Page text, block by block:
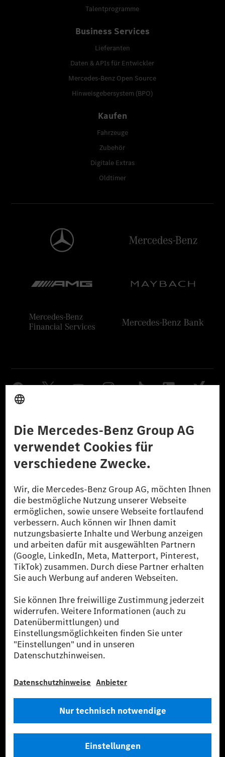
Talentprogramme
Business Services
Lieferanten
Daten & APIs für Entwickler
Mercedes-Benz Open Source
Hinweisgebersystem (BPO)
Kaufen
Fahrzeuge
Zubehör
Digitale Extras
Oldtimer
Datenschutz Lizenzhinweise Dritter Barrierefreiheit
© 2026 Mercedes-Benz Group AG. Alle Rechte vorbehalten.
[1] Bilanziell CO₂-neutral bedeutet, dass nicht vermiedene oder nicht
reduzierte CO₂-Emissionen bei der Mercedes-Benz Group durch
zertifizierte Ausgleichsprojekte kompensiert werden.
[2] Renewable Charging ist ein integraler Bestandteil von MB.CHARGE
Public in Europa, den USA, Kanada und China. Sofern an der jeweiligen
Ladestation noch kein Strom aus erneuerbaren Energien vorliegt,
verwendet Renewable Charging Grünstromzertifikate*. Diese stellen
sicher, dass für Ladevorgänge über MB.CHARGE Public eine äquivalente
Strommenge aus erneuerbaren Energien ins Stromnetz eingespeist wird.
* Inkl. EKOenergy Ökolabel
* Die angegebenen Werte wurden nach dem vorgeschriebenen
Messverfahren WLTP (Worldwide harmonised Light vehicles Test
Procedure) ermittelt. Die angegebenen Spannweiten beziehen sich auf
den europäischen Markt. Der Energieverbrauch und der CO₂-Ausstoß
eines Pkw sind nicht nur von der effizienten Ausnutzung des Kraftstoffs
bzw. des Energieträgers durch den Pkw, sondern auch vom Fahrstil und
** Der Stromverbrauch wurde auf der Grundlage der VO 692/2008/EG
Fahrzeugkonfiguration.
*** Angaben zum Stromverbrauch und zur Reichweite sind vorläufig und
wurden intern nach Maßgabe der Zertifizierungsmethode „WLTP-
Typgenehmigung noch eine Konformitätsbescheinigung mit amtlichen